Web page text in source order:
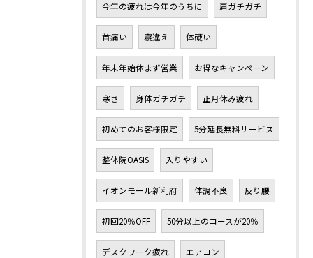
今年の疲れは今年のうちに 肩ガチガチ
首痛い 寝違え 体硬い
年末年始休まず営業 お得なキャンペーン
寒さ 身体ガチガチ 正月休み疲れ
初めてのお客様限定 5分延長無料サービス
整体院OASIS 入りやすい
イオンモール新利府 体調不良 反り腰
初回20％OFF 50分以上のコースが20％
デスクワーク疲れ エアコン